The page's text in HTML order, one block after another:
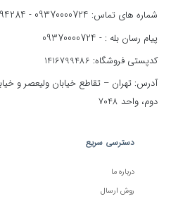
شماره های تماس: 09370000724
-
پیام رسان بله : - 09370000724
کدپستی فروشگاه: 1416799486
آدرس: تهران – تقاطع خیابان ولیعصر و
دوم، واحد 7048
دسترسی سریع
درباره ما
روش ارسال